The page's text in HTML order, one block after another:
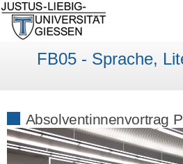
FB05 - Sprache,
Absolventinnenvortrag